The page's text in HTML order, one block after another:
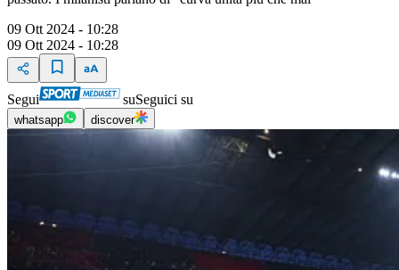
09 Ott 2024 - 10:28
09 Ott 2024 - 10:28
Segui suSeguici su
whatsapp discover